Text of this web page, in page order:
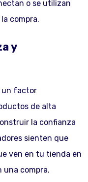
o se utilizan
compra.
y
un factor
de alta
la confianza
sienten que
ven en tu tienda en
una compra.